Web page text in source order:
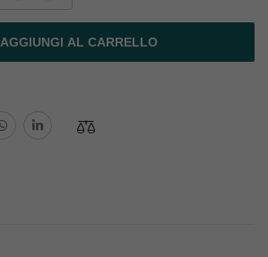
AGGIUNGI AL CARRELLO